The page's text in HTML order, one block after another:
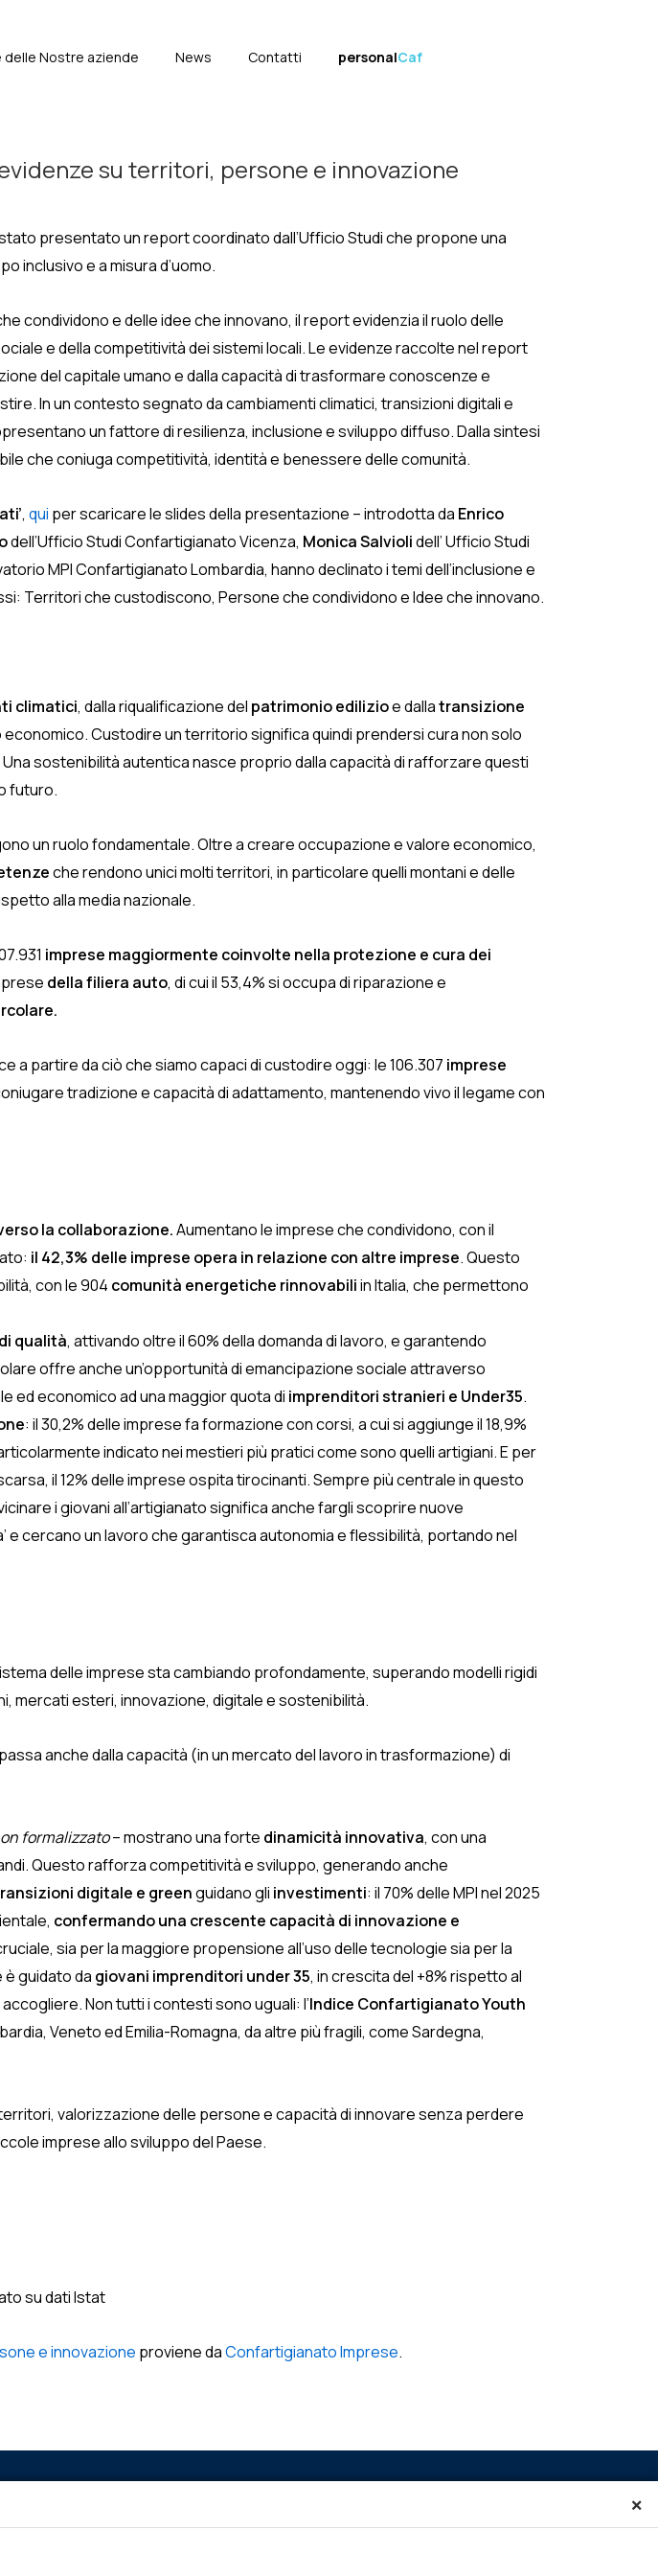
delle Nostre aziende News Contatti personalCaf
su territori, persone e innovazione
presentato un report coordinato dall’Ufficio Studi che propone una
inclusivo e a misura d’uomo.
condividono e delle idee che innovano, il report evidenzia il ruolo delle
e della competitività dei sistemi locali. Le evidenze raccolte nel report
del capitale umano e dalla capacità di trasformare conoscenze e
In un contesto segnato da cambiamenti climatici, transizioni digitali e
un fattore di resilienza, inclusione e sviluppo diffuso. Dalla sintesi
che coniuga competitività, identità e benessere delle comunità.
, qui per scaricare le slides della presentazione – introdotta da Enrico
dell’Ufficio Studi Confartigianato Vicenza, Monica Salviolidell’ Ufficio Studi
MPI Confartigianato Lombardia, hanno declinato i temi dell’inclusione e
Territori che custodiscono, Persone che condividono e Idee che innovano.
climatici, dalla riqualificazione del patrimonio edilizioe dallatransizione
Custodire un territorio significa quindi prendersi cura non solo
sostenibilità autentica nasce proprio dalla capacità di rafforzare questi
futuro.
un ruolo fondamentale. Oltre a creare occupazione e valore economico,
che rendono unici molti territori, in particolare quelli montani e delle
alla media nazionale.
imprese maggiormente coinvolte nella protezione e cura dei
della filiera auto, di cui il 53,4% si occupa di riparazione e
a partire da ciò che siamo capaci di custodire oggi: le 106.307 imprese
tradizione e capacità di adattamento, mantenendo vivo il legame con
la collaborazione.Aumentano le imprese che condividono, con il
il 42,3% delle imprese opera in relazione con altre imprese. Questo
con le 904 comunità energetiche rinnovabiliin Italia, che permettono
qualità, attivando oltre il 60% della domanda di lavoro, e garantendo
offre anche un’opportunità di emancipazione sociale attraverso
ed economico ad una maggior quota di imprenditori stranieri e Under35.
: il 30,2% delle imprese fa formazione con corsi, a cui si aggiunge il 18,9%
indicato nei mestieri più pratici come sono quelli artigiani. E per
il 12% delle imprese ospita tirocinanti. Sempre più centrale in questo
i giovani all’artigianato significa anche fargli scoprire nuove
cercano un lavoro che garantisca autonomia e flessibilità, portando nel
delle imprese sta cambiando profondamente, superando modelli rigidi
mercati esteri, innovazione, digitale e sostenibilità.
anche dalla capacità (in un mercato del lavoro in trasformazione) di
formalizzato– mostrano una forte dinamicità innovativa, con una
Questo rafforza competitività e sviluppo, generando anche
digitale e greenguidano gli investimenti: il 70% delle MPI nel 2025
confermando una crescente capacità di innovazione e
sia per la maggiore propensione all’uso delle tecnologie sia per la
è guidato da giovani imprenditori under 35, in crescita del +8% rispetto al
Non tutti i contesti sono uguali: l’Indice Confartigianato Youth
Veneto ed Emilia-Romagna, da altre più fragili, come Sardegna,
valorizzazione delle persone e capacità di innovare senza perdere
imprese allo sviluppo del Paese.
su dati Istat
e innovazione proviene daConfartigianato Imprese.
Menù
×